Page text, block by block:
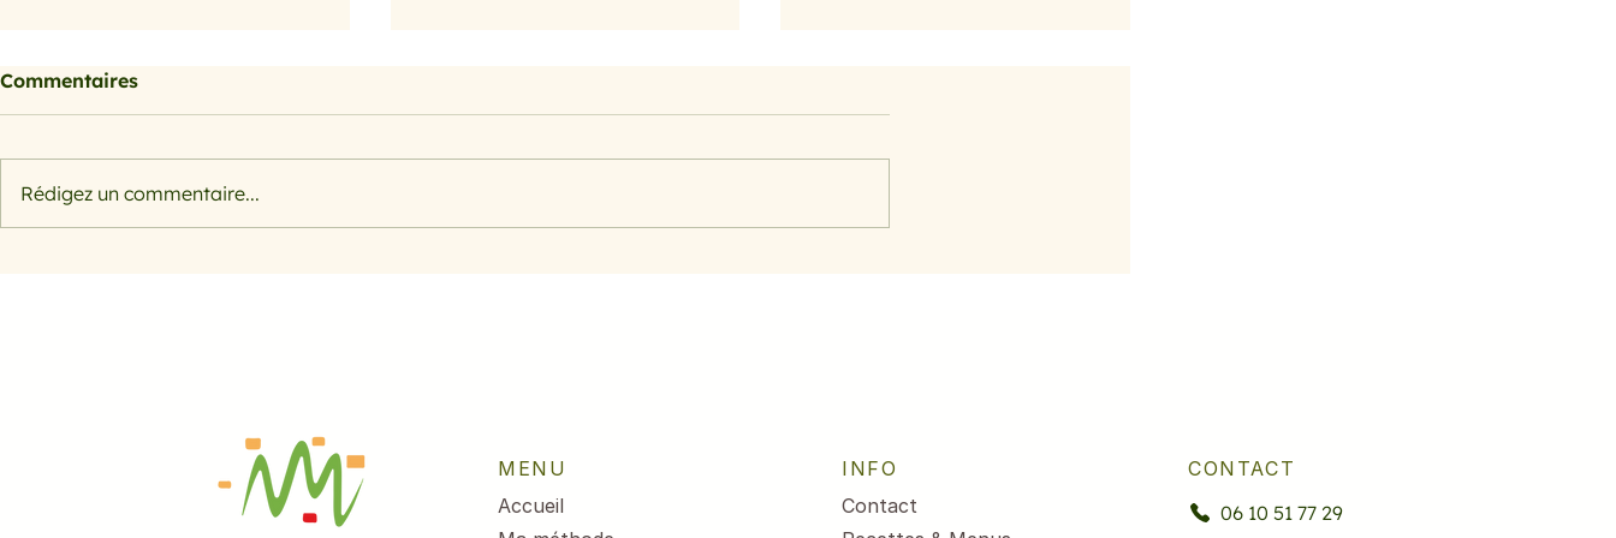
Barbecue Barbecue Barbecue
Commentaires
Rédigez un commentaire...
MENU
Accueil
INFO
Contact
CONTACT
06 10 51 77 29